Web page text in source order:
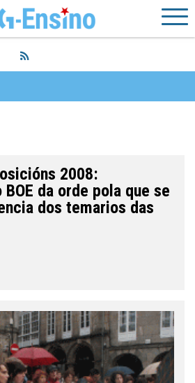
2008:
da orde pola que se
dos temarios das